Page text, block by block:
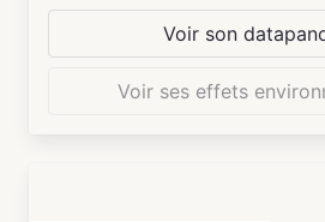
quelques kilomètres de
accueille également des
des rencontres et des sorties
Voir son
Voir ses effets